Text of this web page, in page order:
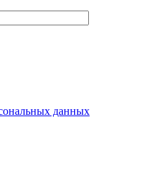
данных